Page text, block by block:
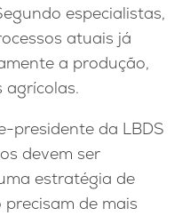
especialistas,
atuais já
a produção,
agrícolas.
presidente da LBDS
devem ser
estratégia de
precisam de mais